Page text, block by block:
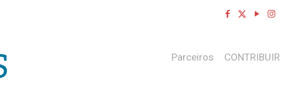
Parceiros CONTRIBUIR